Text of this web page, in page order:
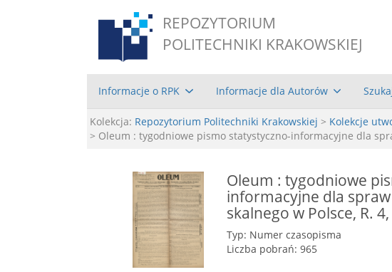
REPOZYTORIUM
POLITECHNIKI KRAKOWSKIEJ
Informacje o RPK Informacje dla Autorów
Kolekcja: Repozytorium Politechniki Krakowskiej > Kolekcje
> Oleum : tygodniowe pismo statystyczno-informacyjne dla
Oleum : tygodniowe
informacyjne dla
skalnego w Polsce, R.
Typ: Numer czasopisma
Liczba pobrań: 965